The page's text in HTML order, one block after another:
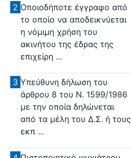
2 Οποιοδήποτε έγγραφο από
το οποίο να αποδεικνύεται
η νόμιμη χρήση του
ακινήτου της έδρας της
επιχείρη ...
3 Υπεύθυνη δήλωση του
άρθρου 8 του Ν. 1599/1986
με την οποία δηλώνεται
από τα μέλη του Δ.Σ. ή τους
εκπ ...